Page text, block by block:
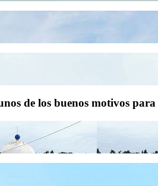
de los buenos motivos